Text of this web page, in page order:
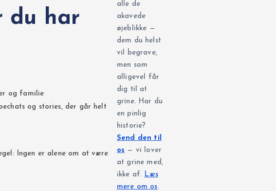
du har
og familie
og stories, der går helt
Ingen er alene om at være
alle de
akavede
øjeblikke —
dem du helst
vil begrave,
men som
alligevel får
dig til at
grine. Har du
en pinlig
historie?
Send den til
os — vi lover
at grine med,
ikke af. Læs
mere om os.